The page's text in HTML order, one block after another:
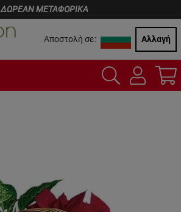
ΔΩΡΕΑΝ ΜΕΤΑΦΟΡΙΚΑ
Αποστολή σε: Αλλαγή